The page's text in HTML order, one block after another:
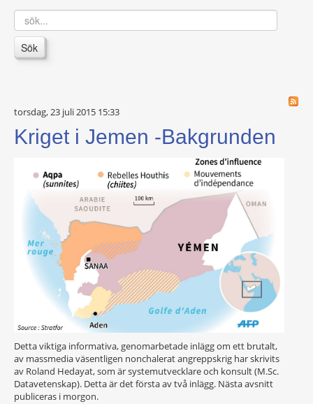
sök...
Sök
torsdag, 23 juli 2015 15:33
Kriget i Jemen -Bakgrunden
Detta viktiga informativa, genomarbetade inlägg om ett brutalt,
av massmedia väsentligen nonchalerat angreppskrig har skrivits
av Roland Hedayat, som är systemutvecklare och konsult (M.Sc.
Datavetenskap). Detta är det första av två inlägg. Nästa avsnitt
publiceras i morgon.